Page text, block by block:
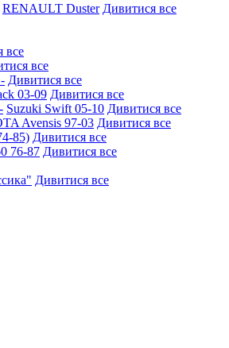
RENAULT Duster Дивитися все
все
все
Дивитися все
03-09 Дивитися все
Suzuki Swift 05-10 Дивитися все
Avensis 97-03 Дивитися все
85) Дивитися все
76-87 Дивитися все
Дивитися все